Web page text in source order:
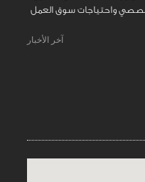
واحتياجات سوق العمل
آخر الأخبار